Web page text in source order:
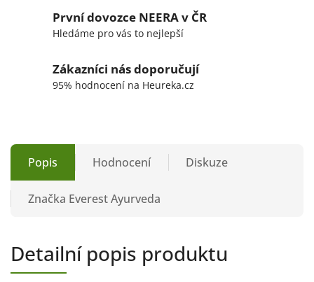
První dovozce NEERA v ČR
Hledáme pro vás to nejlepší
Zákazníci nás doporučují
95% hodnocení na Heureka.cz
Popis Hodnocení Diskuze
Značka Everest Ayurveda
Detailní popis produktu